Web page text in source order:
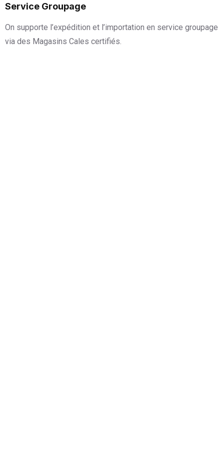
Service Groupage
On supporte l’expédition et l’importation en service groupage
via des Magasins Cales certifiés.